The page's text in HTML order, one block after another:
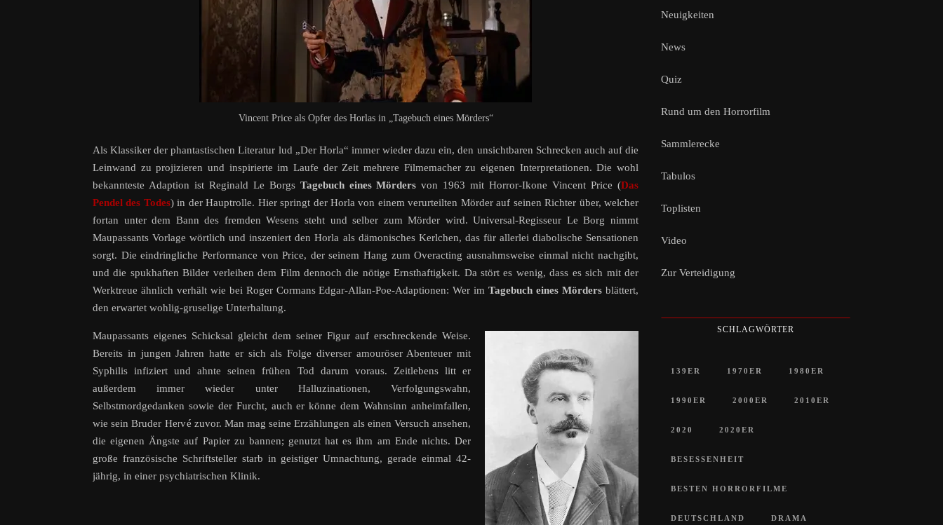
Vincent Price als Opfer des Horlas in „Tagebuch eines Mörders“
Als Klassiker der phantastischen Literatur lud „Der Horla“ immer wieder dazu ein, den unsichtbaren Schrecken auch auf die
Leinwand zu projizieren und inspirierte im Laufe der Zeit mehrere Filmemacher zu eigenen Interpretationen. Die wohl
bekannteste Adaption ist Reginald Le Borgs Tagebuch eines Mördersvon 1963 mit Horror-Ikone Vincent Price (Das
Pendel des Todes) in der Hauptrolle. Hier springt der Horla von einem verurteilten Mörder auf seinen Richter über, welcher
fortan unter dem Bann des fremden Wesens steht und selber zum Mörder wird. Universal-Regisseur Le Borg nimmt
Maupassants Vorlage wörtlich und inszeniert den Horla als dämonisches Kerlchen, das für allerlei diabolische Sensationen
sorgt. Die eindringliche Performance von Price, der seinem Hang zum Overacting ausnahmsweise einmal nicht nachgibt,
und die spukhaften Bilder verleihen dem Film dennoch die nötige Ernsthaftigkeit. Da stört es wenig, dass es sich mit der
Werktreue ähnlich verhält wie bei Roger Cormans Edgar-Allan-Poe-Adaptionen: Wer imTagebuch eines Mördersblättert,
den erwartet wohlig-gruselige Unterhaltung.
Maupassants eigenes Schicksal gleicht dem seiner Figur auf erschreckende Weise.
Bereits in jungen Jahren hatte er sich als Folge diverser amouröser Abenteuer mit
Syphilis infiziert und ahnte seinen frühen Tod darum voraus. Zeitlebens litt er
außerdem immer wieder unter Halluzinationen, Verfolgungswahn,
Selbstmordgedanken sowie der Furcht, auch er könne dem Wahnsinn anheimfallen,
wie sein Bruder Hervé zuvor. Man mag seine Erzählungen als einen Versuch ansehen,
die eigenen Ängste auf Papier zu bannen; genutzt hat es ihm am Ende nichts. Der
große französische Schriftsteller starb in geistiger Umnachtung, gerade einmal 42-
jährig, in einer psychiatrischen Klinik.
Neuigkeiten
News
Quiz
Rund um den Horrorfilm
Sammlerecke
Tabulos
Toplisten
Video
Zur Verteidigung
SCHLAGWÖRTER
139ER 1970ER 1980ER
1990ER 2000ER 2010ER
2020 2020ER
BESESSENHEIT
BESTEN HORRORFILME
DEUTSCHLAND DRAMA